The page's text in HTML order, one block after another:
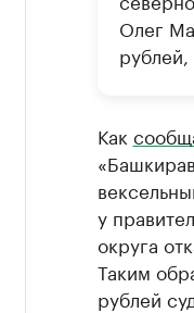
Олег
Как
у
округа
Таким
рублей